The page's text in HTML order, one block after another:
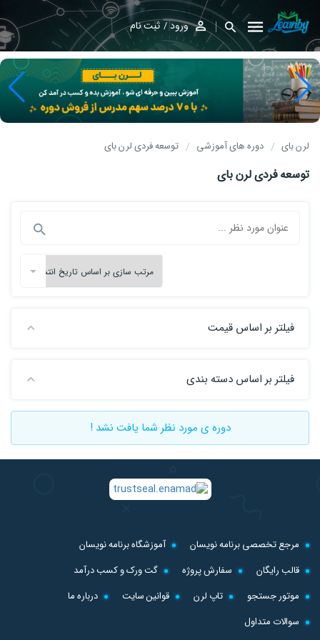
ورود ثبت نام
لرن بای دوره های آموزشی توسعه فردی لرن بای
توسعه فردی لرن بای
فیلتر بر اساس قیمت
فیلتر بر اساس دسته بندی
دوره ی مورد نظر شما یافت نشد !
مرجع تخصصی برنامه نویسان
آموزشگاه برنامه نویسان
قالب رایگان
سفارش پروژه
گت ورک و کسب درآمد
موتور جستجو
تاپ لرن قوانین سایت
درباره ما
سوالات متداول